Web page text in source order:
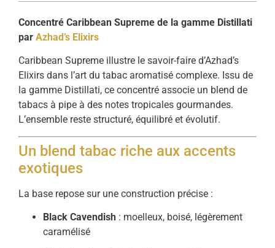
Concentré Caribbean Supreme de la gamme Distillati
par Azhad’s Elixirs
Caribbean Supreme illustre le savoir-faire d’Azhad’s
Elixirs dans l’art du tabac aromatisé complexe. Issu de
la gamme Distillati, ce concentré associe un blend de
tabacs à pipe à des notes tropicales gourmandes.
L’ensemble reste structuré, équilibré et évolutif.
Un blend tabac riche aux accents
exotiques
La base repose sur une construction précise :
Black Cavendish : moelleux, boisé, légèrement
caramélisé